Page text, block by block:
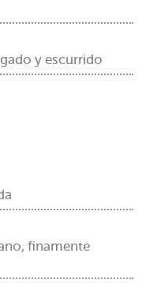
y escurrido
finamente